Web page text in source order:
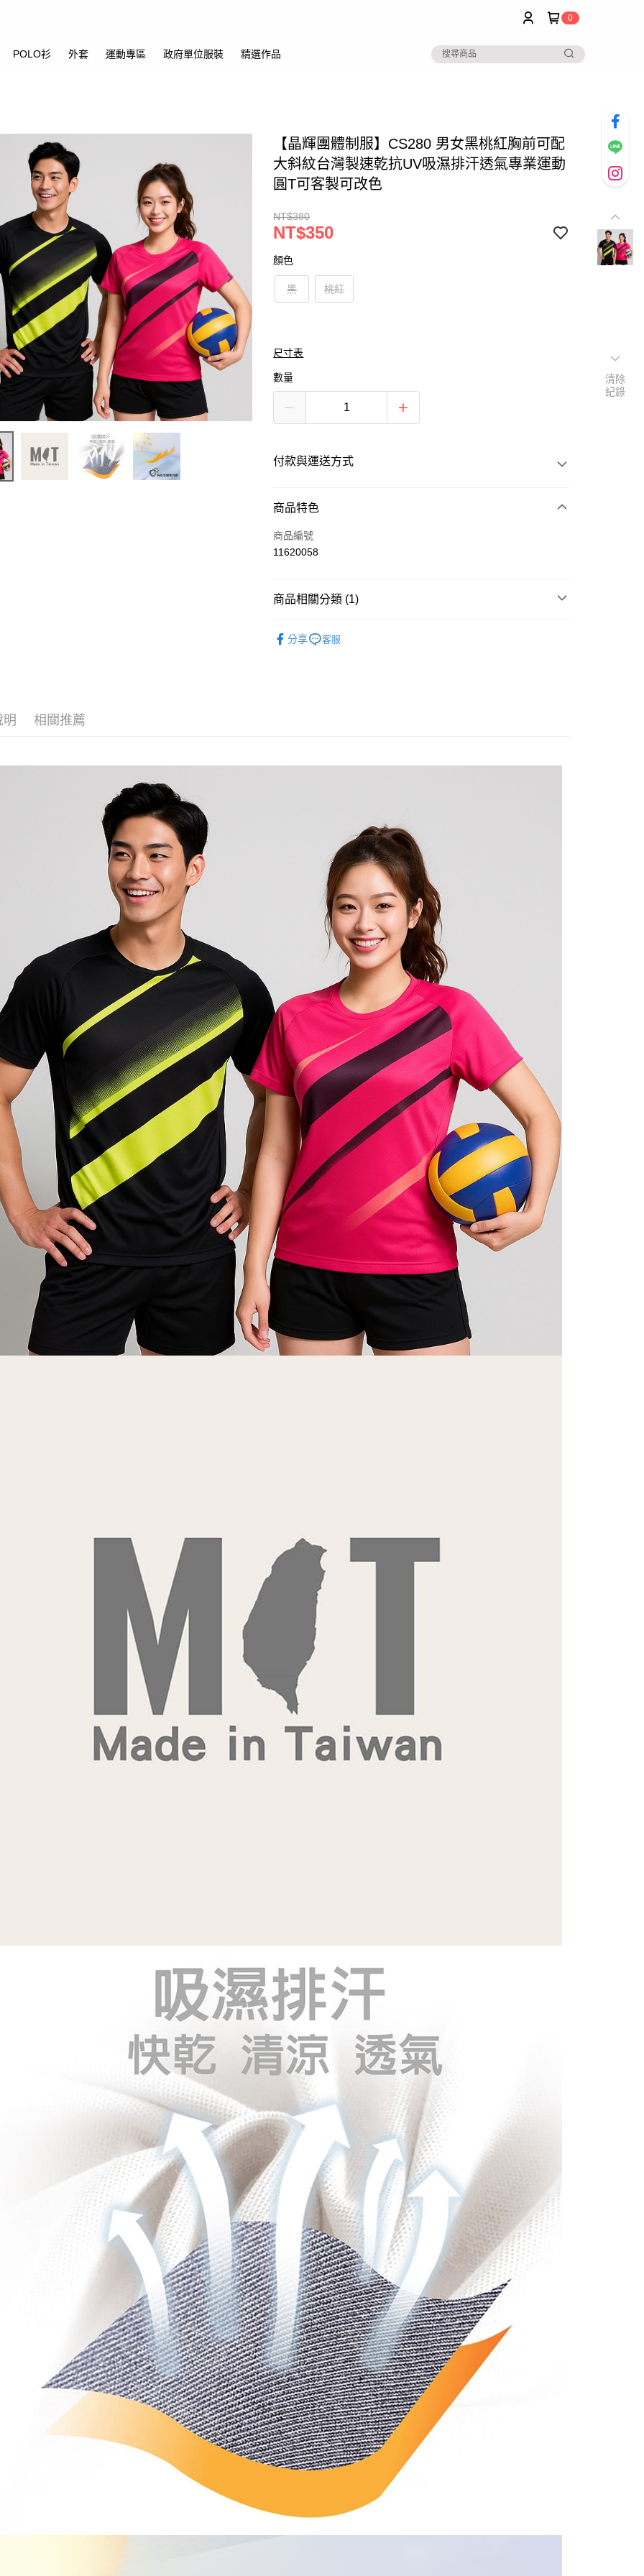
0
POLO衫 外套 運動專區 政府單位服裝 精選作品
【晶輝團體制服】CS280 男女黑桃紅胸前可配
大斜紋台灣製速乾抗UV吸濕排汗透氣專業運動
圓T可客製可改色
NT$380
NT$350
顏色
黑 桃紅
尺寸表
數量
付款與運送方式
付款方式
信用卡一次付款
黑貓
商品特色
商品編號
11620058
商品相關分類 (1)
分享
客服
明 相關推薦
清除
紀錄